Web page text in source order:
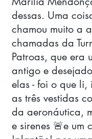
dessas. Uma
chamou muito a
chamadas da
Patroas, que era
antigo e
elas - foi o que li,
as três vestidas
da aeronáutica,
e sirenes 🚨e um